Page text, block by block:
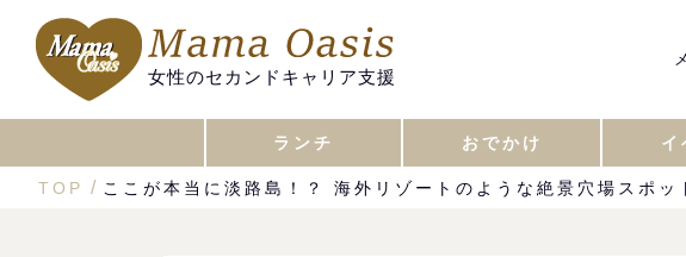
女性のセカンドキャリア支援
ランチ おでかけ イ
TOP ここが本当に淡路島！？ 海外リゾートのような絶景穴場スポッ